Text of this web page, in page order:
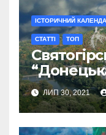
ІСТОРИЧНИЙ
СТАТТI ТОП
святкує
ЛИП 30, 2021